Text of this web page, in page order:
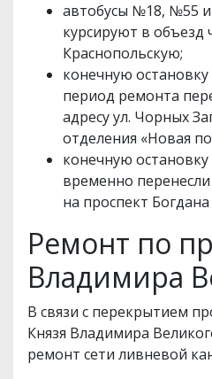
автобусы №18, №55
курсируют в объезд
Краснопольскую;
конечную
период ремонта
адресу ул. Чорных
отделения «Новая
конечную
временно
на проспект
Ремонт по
Владимира
В связи с перекрытием
Князя Владимира
ремонт сети ливневой